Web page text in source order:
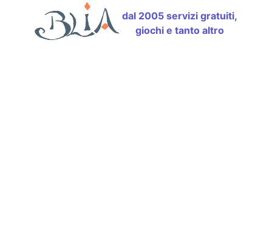
dal 2005 servizi gratuiti,
giochi e tanto altro